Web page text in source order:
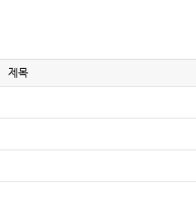
제목